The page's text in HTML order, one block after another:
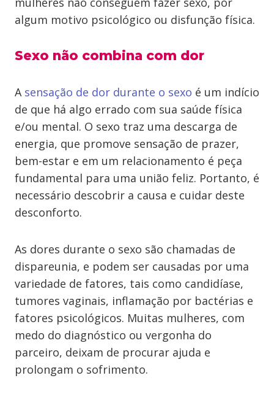
algum motivo psicológico ou disfunção física.
Sexo não combina com dor
A sensação de dor durante o sexo é um indício
de que há algo errado com sua saúde física
e/ou mental. O sexo traz uma descarga de
energia, que promove sensação de prazer,
bem-estar e em um relacionamento é peça
fundamental para uma união feliz. Portanto, é
necessário descobrir a causa e cuidar deste
desconforto.
As dores durante o sexo são chamadas de
dispareunia, e podem ser causadas por uma
variedade de fatores, tais como candidíase,
tumores vaginais, inflamação por bactérias e
fatores psicológicos. Muitas mulheres, com
medo do diagnóstico ou vergonha do
parceiro, deixam de procurar ajuda e
prolongam o sofrimento.